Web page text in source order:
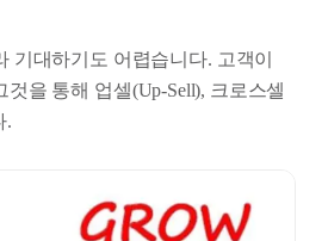
기대하기도 어렵습니다. 고객이
을 통해 업셀(Up-Sell), 크로스셀
.